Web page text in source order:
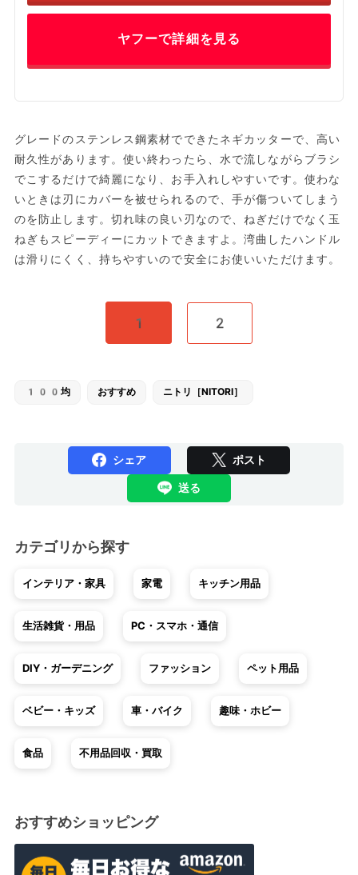
ヤフーで詳細を見る
グレードのステンレス鋼素材でできたネギカッターで、高い
耐久性があります。使い終わったら、水で流しながらブラシ
でこするだけで綺麗になり、お手入れしやすいです。使わな
いときは刃にカバーを被せられるので、手が傷ついてしまう
のを防止します。切れ味の良い刃なので、ねぎだけでなく玉
ねぎもスピーディーにカットできますよ。湾曲したハンドル
は滑りにくく、持ちやすいので安全にお使いいただけます。
1 2
100均 おすすめ ニトリ［NITORI］
シェア ポスト
送る
カテゴリから探す
インテリア・家具 家電 キッチン用品
生活雑貨・用品 PC・スマホ・通信
DIY・ガーデニング ファッション ペット用品
ベビー・キッズ 車・バイク 趣味・ホビー
食品 不用品回収・買取
おすすめショッピング